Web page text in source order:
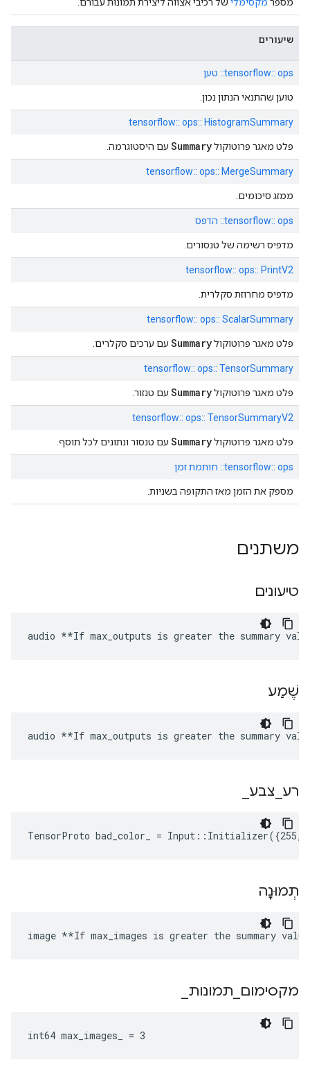
שיעורים
tensorflow:: ops:: טען
טוען שהתנאי הנתון נכון.
tensorflow:: ops:: HistogramSummary
פלט מאגר פרוטוקולSummary עם היסטוגרמה.
tensorflow:: ops:: MergeSummary
ממזג סיכומים.
tensorflow:: ops:: הדפס
מדפיס רשימה של טנסורים.
tensorflow:: ops:: PrintV2
מדפיס מחרוזת סקלרית.
tensorflow:: ops:: ScalarSummary
פלט מאגר פרוטוקולSummary עם ערכים סקלרים.
tensorflow:: ops:: TensorSummary
פלט מאגר פרוטוקולSummary עם טנזור.
tensorflow:: ops:: TensorSummaryV2
פלט מאגר פרוטוקולSummary עם טנסור ונתונים לכל תוסף.
tensorflow:: ops:: חותמת זמן
מספק את הזמן מאז התקופה בשניות.
משתנים
טיעונים
audio **If max_outputs is greater the summary
שֶׁמַע
audio **If max_outputs is greater the summary
רע צבע
TensorProto bad_color_ =
תְמוּנָה
image **If max_images is greater the summary
מקסימום תמונות
int64 max_images_ = 3